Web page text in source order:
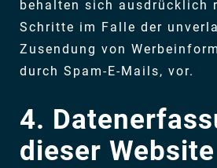
behalten sich ausdrücklich
Schritte im Falle der
Zusendung von
durch Spam-E-Mails, vor.
4.
dieser Website